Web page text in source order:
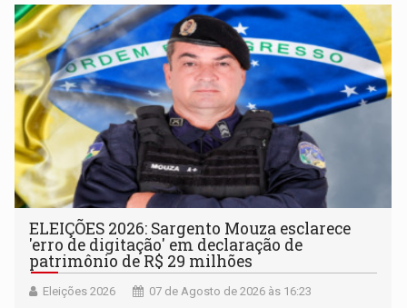
ELEIÇÕES 2026: Sargento Mouza esclarece
'erro de digitação' em declaração de
patrimônio de R$ 29 milhões
Eleições 2026 07 de Agosto de 2026 às 16:23